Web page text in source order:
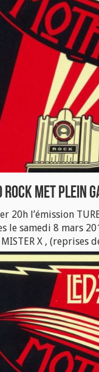
ROCK MET PLEIN
20h l’émission
le samedi 8 mars
X , (reprises